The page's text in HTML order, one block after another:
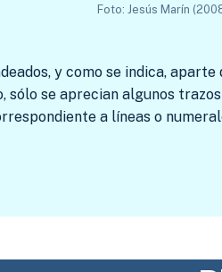
Foto: Jesús Marín
y como se indica,
sólo se aprecian algunos
a líneas o